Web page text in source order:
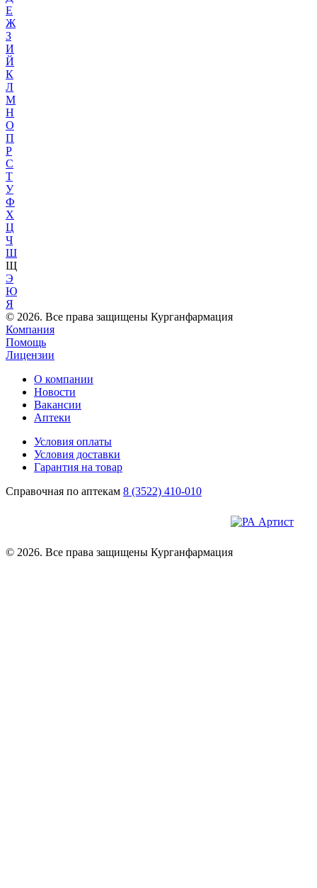
Е
Ж
З
И
Й
К
Л
М
Н
О
П
Р
С
Т
У
Ф
Х
Ц
Ч
Ш
Щ
Э
Ю
Я
© 2026. Все права защищены Курганфармация
Компания
Помощь
Лицензии
О компании
Новости
Вакансии
Аптеки
Условия оплаты
Условия доставки
Гарантия на товар
Справочная по аптекам 8 (3522) 410-010
© 2026. Все права защищены Курганфармация